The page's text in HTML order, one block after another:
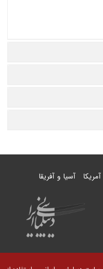
آمریکا آسیا و آفریقا